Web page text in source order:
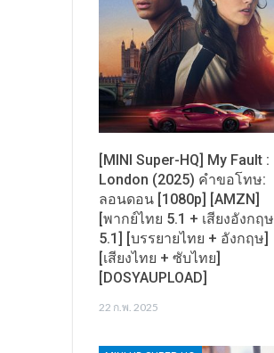
[MINI Super-HQ] My Fault :
London (2025) คำขอโทษ:
ลอนดอน [1080p] [AMZN]
[พากย์ไทย 5.1 + เสียงอังกฤษ
5.1] [บรรยายไทย + อังกฤษ]
[เสียงไทย + ซับไทย]
[DOSYAUPLOAD]
22 ก.พ. 2025